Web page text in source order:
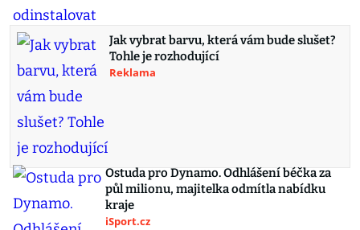
Jak vybrat barvu, která vám bude slušet?
Tohle je rozhodující
Reklama
Ostuda pro Dynamo. Odhlášení béčka za
půl milionu, majitelka odmítla nabídku
kraje
iSport.cz